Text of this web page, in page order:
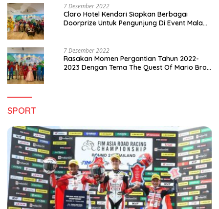
7 Desember 2022
Claro Hotel Kendari Siapkan Berbagai
Doorprize Untuk Pengunjung Di Event Malam
7 Desember 2022
Rasakan Momen Pergantian Tahun 2022-
2023 Dengan Tema The Quest Of Mario Bros
SPORT